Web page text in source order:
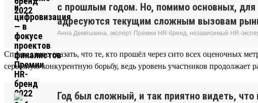
с прошлым годом. Но, помимо основных,
адресуются текущим сложным вызовам
Анна Демешкина, эксперт Премии HR-бренд, независимый HR-
Справедливо сказать, что те, кто прошёл через сито всех оценочных
серьёзную конкурентную борьбу, ведь уровень участников продолжает
Год был сложный, и так приятно видеть, что